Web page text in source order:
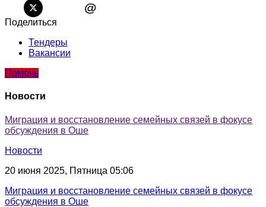
@
Поделиться
Тендеры
Вакансии
Помочь
Новости
Миграция и восстановление семейных связей в фокусе
обсуждения в Оше
Новости
20 июня 2025, Пятница 05:06
Миграция и восстановление семейных связей в фокусе
обсуждения в Оше